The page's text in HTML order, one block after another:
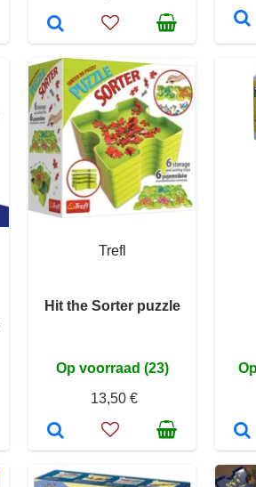
Trefl
Hit the Sorter puzzle
Op voorraad (23)
13,50 €